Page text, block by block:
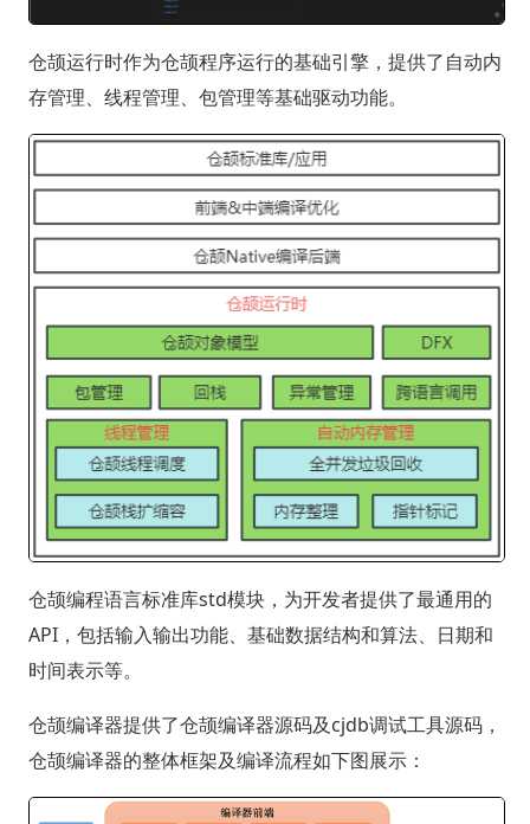
仓颉运行时作为仓颉程序运行的基础引擎，提供了自动内
存管理、线程管理、包管理等基础驱动功能。
仓颉编程语言标准库std模块，为开发者提供了最通用的
API，包括输入输出功能、基础数据结构和算法、日期和
时间表示等。
仓颉编译器提供了仓颉编译器源码及cjdb调试工具源码，
仓颉编译器的整体框架及编译流程如下图展示：